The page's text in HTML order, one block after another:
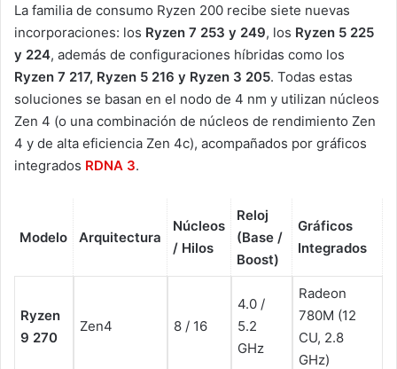
La familia de consumo Ryzen 200 recibe siete nuevas
incorporaciones: los Ryzen 7 253 y 249, los Ryzen 5 225
y 224, además de configuraciones híbridas como los
Ryzen 7 217, Ryzen 5 216 y Ryzen 3 205. Todas estas
soluciones se basan en el nodo de 4 nm y utilizan núcleos
Zen 4 (o una combinación de núcleos de rendimiento Zen
4 y de alta eficiencia Zen 4c), acompañados por gráficos
integrados RDNA 3.
Modelo Arquitectura
Núcleos
/ Hilos
Reloj
(Base /
Boost)
Gráficos
Integrados
Ryzen
9 270
Zen4 8 / 16
4.0 /
5.2
GHz
Radeon
780M (12
CU, 2.8
GHz)